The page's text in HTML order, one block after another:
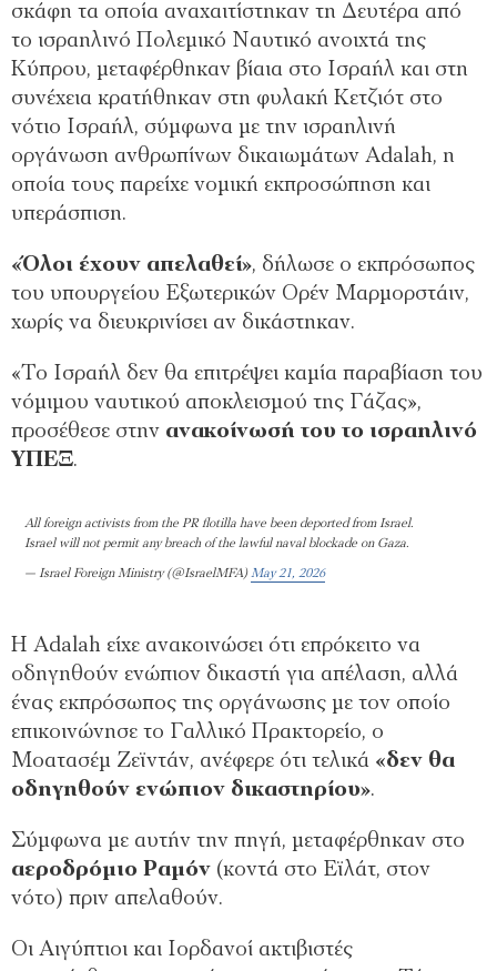
σκάφη τα οποία αναχαιτίστηκαν τη Δευτέρα από
το ισραηλινό Πολεμικό Ναυτικό ανοιχτά της
Κύπρου, μεταφέρθηκαν βίαια στο Ισραήλ και στη
συνέχεια κρατήθηκαν στη φυλακή Κετζιότ στο
νότιο Ισραήλ, σύμφωνα με την ισραηλινή
οργάνωση ανθρωπίνων δικαιωμάτων Adalah, η
οποία τους παρείχε νομική εκπροσώπηση και
υπεράσπιση.
«Όλοι έχουν απελαθεί», δήλωσε ο εκπρόσωπος
του υπουργείου Εξωτερικών Ορέν Μαρμορστάιν,
χωρίς να διευκρινίσει αν δικάστηκαν.
«Το Ισραήλ δεν θα επιτρέψει καμία παραβίαση του
νόμιμου ναυτικού αποκλεισμού της Γάζας»,
προσέθεσε στην ανακοίνωσή του το ισραηλινό
ΥΠΕΞ.
All foreign activists from the PR flotilla have been deported from Israel.
Israel will not permit any breach of the lawful naval blockade on Gaza.
— Israel Foreign Ministry (@IsraelMFA)May 21, 2026
Η Adalah είχε ανακοινώσει ότι επρόκειτο να
οδηγηθούν ενώπιον δικαστή για απέλαση, αλλά
ένας εκπρόσωπος της οργάνωσης με τον οποίο
επικοινώνησε το Γαλλικό Πρακτορείο, ο
Μοατασέμ Ζεϊντάν, ανέφερε ότι τελικά «δεν θα
οδηγηθούν ενώπιον δικαστηρίου».
Σύμφωνα με αυτήν την πηγή, μεταφέρθηκαν στο
αεροδρόμιο Ραμόν (κοντά στο Εϊλάτ, στον
νότο) πριν απελαθούν.
Οι Αιγύπτιοι και Ιορδανοί ακτιβιστές